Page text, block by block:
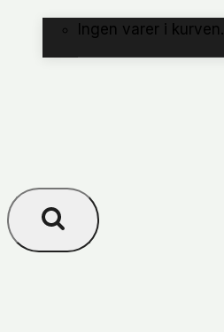
Ingen varer i kurven.